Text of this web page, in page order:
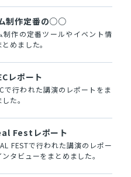
制作定番の○○
制作の定番ツールやイベント情
めました。
レポート
で行われた講演のレポートをま
た。
Festレポート
FESTで行われた講演のレポー
ンタビューをまとめました。